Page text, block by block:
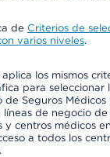
de Criterios de
varios niveles.
los mismos
para seleccionar
de Seguros
de negocio de
y centros médicos
a todos los